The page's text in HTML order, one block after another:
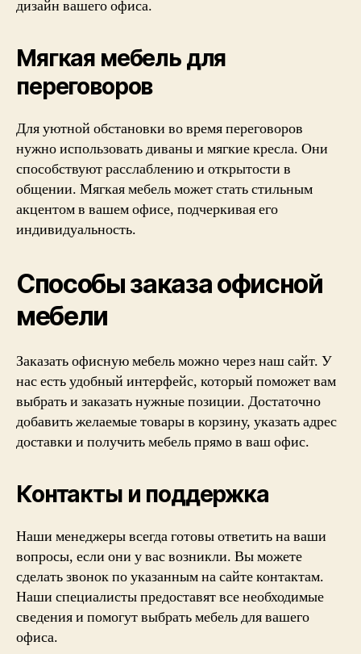
дизайн вашего офиса.
Мягкая мебель для
переговоров
Для уютной обстановки во время переговоров
нужно использовать диваны и мягкие кресла. Они
способствуют расслаблению и открытости в
общении. Мягкая мебель может стать стильным
акцентом в вашем офисе, подчеркивая его
индивидуальность.
Способы заказа офисной
мебели
Заказать офисную мебель можно через наш сайт. У
нас есть удобный интерфейс, который поможет вам
выбрать и заказать нужные позиции. Достаточно
добавить желаемые товары в корзину, указать адрес
доставки и получить мебель прямо в ваш офис.
Контакты и поддержка
Наши менеджеры всегда готовы ответить на ваши
вопросы, если они у вас возникли. Вы можете
сделать звонок по указанным на сайте контактам.
Наши специалисты предоставят все необходимые
сведения и помогут выбрать мебель для вашего
офиса.